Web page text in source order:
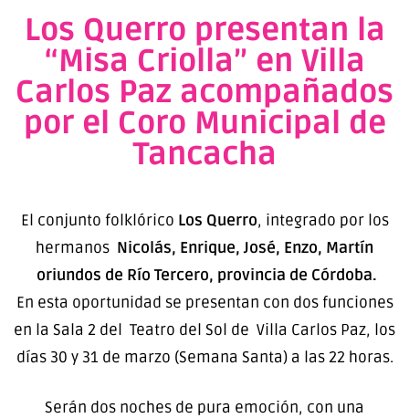
Los Querro presentan la
“Misa Criolla” en Villa
Carlos Paz acompañados
por el Coro Municipal de
Tancacha
El conjunto folklórico Los Querro, integrado por los
hermanos Nicolás, Enrique, José, Enzo, Martín
oriundos de Río Tercero, provincia de Córdoba.
En esta oportunidad se presentan con dos funciones
en la Sala 2 del Teatro del Sol de Villa Carlos Paz, los
días 30 y 31 de marzo (Semana Santa) a las 22 horas.
Serán dos noches de pura emoción, con una